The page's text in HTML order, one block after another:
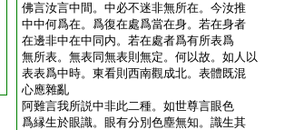
佛言汝言中間。中必不迷非無所在。今汝推
中中何爲在。爲復在處爲當在身。若在身者
在邊非中在中同内。若在處者爲有所表爲
無所表。無表同無表則無定。何以故。如人以
表表爲中時。東看則西南觀成北。表體既混
心應雜亂
阿難言我所説中非此二種。如世尊言眼色
爲縁生於眼識。眼有分別色塵無知。識生其